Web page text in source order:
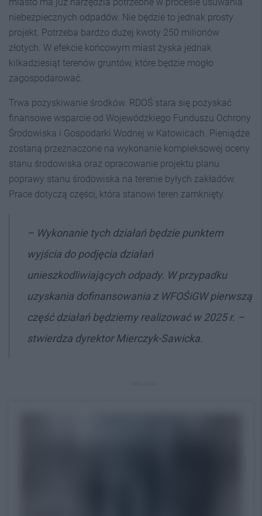
niebezpiecznych odpadów. Nie będzie to jednak prosty
projekt. Potrzeba bardzo dużej kwoty 250 milionów
złotych. W efekcie końcowym miast zyska jednak
kilkadziesiąt terenów gruntów, które będzie mogło
zagospodarować.
Trwa pozyskiwanie środków. RDOŚ stara się pozyskać
finansowe wsparcie od Wojewódzkiego Funduszu Ochrony
Środowiska i Gospodarki Wodnej w Katowicach. Pieniądze
zostaną przeznaczone na wykonanie kompleksowej oceny
stanu środowiska oraz opracowanie projektu planu
poprawy stanu środowiska na terenie byłych zakładów.
Prace dotyczą części, która stanowi teren zamknięty.
– Wykonanie tych działań będzie punktem
wyjścia do podjęcia działań
unieszkodliwiających odpady. W przypadku
uzyskania dofinansowania z WFOŚiGW pierwszą
część działań będziemy realizować w 2025 r. –
stwierdza dyrektor Mierczyk-Sawicka.